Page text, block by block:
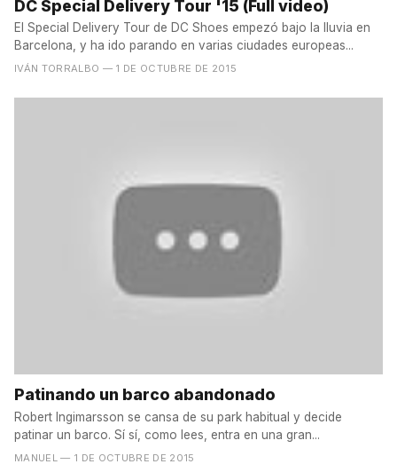
DC Special Delivery Tour '15 (Full video)
El Special Delivery Tour de DC Shoes empezó bajo la lluvia en
Barcelona, y ha ido parando en varias ciudades europeas...
IVÁN TORRALBO — 1 DE OCTUBRE DE 2015
Patinando un barco abandonado
Robert Ingimarsson se cansa de su park habitual y decide
patinar un barco. Sí sí, como lees, entra en una gran...
MANUEL — 1 DE OCTUBRE DE 2015